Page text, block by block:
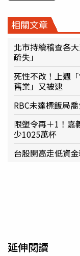
相關文章
北市持續稽查各
疏失」
死性不改！上週
舊業」又被逮
RBC未達標飯局
限塑令再＋1！
少1025萬杯
台股開高走低資
延伸閱讀